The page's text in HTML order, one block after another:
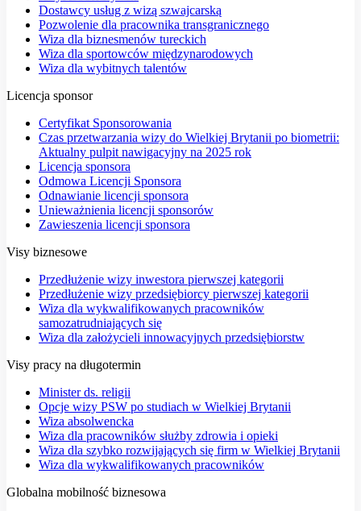
Dostawcy usług z wizą szwajcarską
Pozwolenie dla pracownika transgranicznego
Wiza dla biznesmenów tureckich
Wiza dla sportowców międzynarodowych
Wiza dla wybitnych talentów
Licencja sponsor
Certyfikat Sponsorowania
Czas przetwarzania wizy do Wielkiej Brytanii po biometrii:
Aktualny pulpit nawigacyjny na 2025 rok
Licencja sponsora
Odmowa Licencji Sponsora
Odnawianie licencji sponsora
Unieważnienia licencji sponsorów
Zawieszenia licencji sponsora
Visy biznesowe
Przedłużenie wizy inwestora pierwszej kategorii
Przedłużenie wizy przedsiębiorcy pierwszej kategorii
Wiza dla wykwalifikowanych pracowników
samozatrudniających się
Wiza dla założycieli innowacyjnych przedsiębiorstw
Visy pracy na długotermin
Minister ds. religii
Opcje wizy PSW po studiach w Wielkiej Brytanii
Wiza absolwencka
Wiza dla pracowników służby zdrowia i opieki
Wiza dla szybko rozwijających się firm w Wielkiej Brytanii
Wiza dla wykwalifikowanych pracowników
Globalna mobilność biznesowa